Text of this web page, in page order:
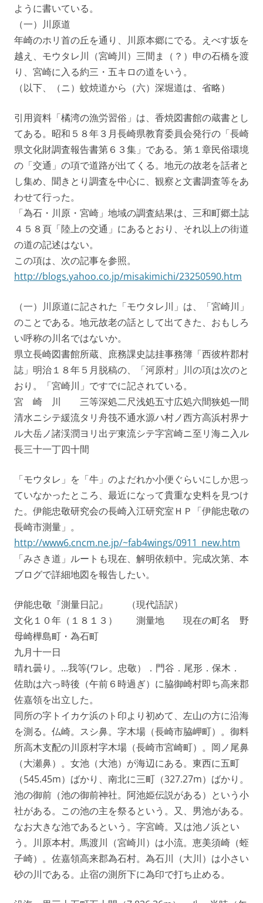
ように書いている。
（一）川原道
年崎のホリ首の丘を通り、川原本郷にでる。えべす坂を
越え、モウタレ川（宮崎川）三間ま（？）申の石橋を渡
り、宮崎に入る約三・五キロの道をいう。
（以下、（ニ）蚊焼道から（六）深堀道は、省略）
引用資料「橘湾の漁労習俗」は、香焼図書館の蔵書とし
てある。昭和５８年３月長崎県教育委員会発行の「長崎
県文化財調査報告書第６３集」である。第１章民俗環境
の「交通」の項で道路が出てくる。地元の故老を話者と
し集め、聞きとり調査を中心に、観察と文書調査等をあ
わせて行った。
「為石・川原・宮崎」地域の調査結果は、三和町郷土誌
４５８頁「陸上の交通」にあるとおり、それ以上の街道
の道の記述はない。
この項は、次の記事を参照。
http://blogs.yahoo.co.jp/misakimichi/23250590.htm
（一）川原道に記された「モウタレ川」は、「宮崎川」
のことである。地元故老の話として出てきた、おもしろ
い呼称の川名ではないか。
県立長崎図書館所蔵、庶務課史誌挂事務簿「西彼杵郡村
誌」明治１８年５月脱稿の、「河原村」川の項は次のと
おり。「宮崎川」ですでに記されている。
宮 崎 川 三等深処二尺浅処五寸広処六間狭処一間
清水ニシテ緩流タリ舟筏不通水源ハ村ノ西方高浜村界ナ
ル大岳ノ諸渓潤ヨリ出デ東流シテ字宮崎ニ至リ海ニ入ル
長三十一丁四十間
「モウタレ」を「牛」のよだれか小便ぐらいにしか思っ
ていなかったところ、最近になって貴重な史料を見つけ
た。伊能忠敬研究会の長崎入江研究室ＨＰ「伊能忠敬の
長崎市測量」。
http://www6.cncm.ne.jp/~fab4wings/0911_new.htm
「みさき道」ルートも現在、解明依頼中。完成次第、本
ブログで詳細地図を報告したい。
伊能忠敬『測量日記』 （現代語訳）
文化１０年（１８１３） 測量地 現在の町名 野
母崎樺島町・為石町
九月十一日
晴れ曇り。…我等(ワレ。忠敬）．門谷．尾形．保木．
佐助は六っ時後（午前６時過ぎ）に脇御崎村即ち高来郡
佐嘉領を出立した。
同所の字トイカケ浜のト印より初めて、左山の方に沿海
を測る。仏崎。スシ鼻。字木場（長崎市脇岬町）。御料
所高木支配の川原村字木場（長崎市宮崎町）。岡ノ尾鼻
（大瀬鼻）。女池（大池）が海辺にある。東西に五町
（545.45m）ばかり、南北に三町（327.27m）ばかり。
池の御前（池の御前神社。阿池姫伝説がある）という小
社がある。この池の主を祭るという。又、男池がある。
なお大きな池であるという。字宮崎。又は池ノ浜とい
う。川原本村。馬渡川（宮崎川）は小流。恵美須崎（蛭
子崎）。佐嘉領高来郡為石村。為石川（大川）は小さい
砂の川である。止宿の測所下に為印で打ち止める。